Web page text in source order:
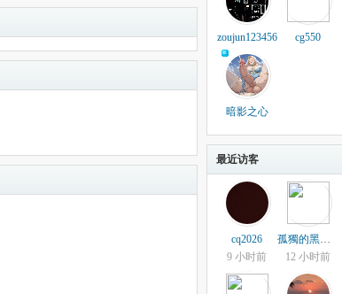
zoujun123456 cg550
暗影之心
最近访客
cq2026
9 小时前
孤獨的黑心超人
12 小时前